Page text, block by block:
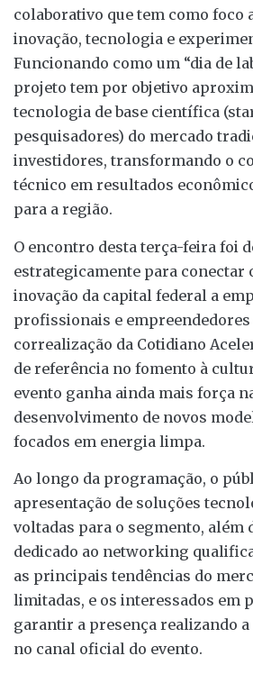
colaborativo que tem como foco
inovação, tecnologia e
Funcionando como um “dia de
projeto tem por objetivo
tecnologia de base científica
pesquisadores) do mercado
investidores, transformando o
técnico em resultados
para a região.
O encontro desta terça-feira foi
estrategicamente para conectar
inovação da capital federal a
profissionais e empreendedores
correalização da Cotidiano
de referência no fomento à
evento ganha ainda mais força
desenvolvimento de novos
focados em energia limpa.
Ao longo da programação, o
apresentação de soluções
voltadas para o segmento, além
dedicado ao networking
as principais tendências do
limitadas, e os interessados em
garantir a presença realizando
no canal oficial do evento.